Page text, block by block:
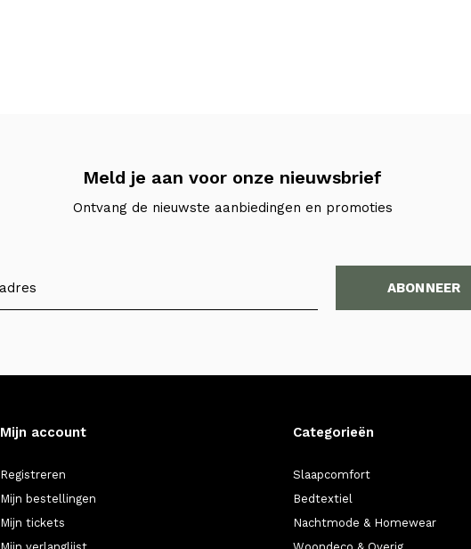
Meld je aan voor onze nieuwsbrief
Ontvang de nieuwste aanbiedingen en promoties
ABONNEER
Mijn account
Registreren
Mijn bestellingen
Mijn tickets
Categorieën
Slaapcomfort
Bedtextiel
Nachtmode & Homewear